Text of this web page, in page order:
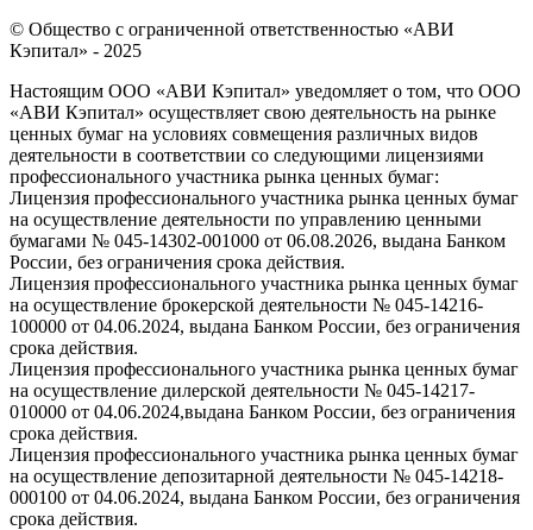
© Общество с ограниченной ответственностью «АВИ
Кэпитал» - 2025
Настоящим ООО «АВИ Кэпитал» уведомляет о том, что ООО
«АВИ Кэпитал» осуществляет свою деятельность на рынке
ценных бумаг на условиях совмещения различных видов
деятельности в соответствии со следующими лицензиями
профессионального участника рынка ценных бумаг:
Лицензия профессионального участника рынка ценных бумаг
на осуществление деятельности по управлению ценными
бумагами № 045-14302-001000 от 06.08.2026, выдана Банком
России, без ограничения срока действия.
Лицензия профессионального участника рынка ценных бумаг
на осуществление брокерской деятельности № 045-14216-
100000 от 04.06.2024, выдана Банком России, без ограничения
срока действия.
Лицензия профессионального участника рынка ценных бумаг
на осуществление дилерской деятельности № 045-14217-
010000 от 04.06.2024,выдана Банком России, без ограничения
срока действия.
Лицензия профессионального участника рынка ценных бумаг
на осуществление депозитарной деятельности № 045-14218-
000100 от 04.06.2024, выдана Банком России, без ограничения
срока действия.